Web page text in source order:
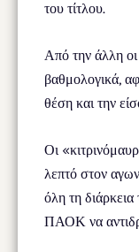
του τίτλου.
Από την άλλη οι
βαθμολογικά,
θέση και την
Οι
λεπτό στον
όλη τη
ΠΑΟΚ να